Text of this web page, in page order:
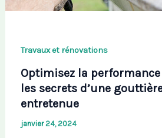
Travaux et rénovations
Optimisez la
les secrets d’une
entretenue
janvier 24, 2024